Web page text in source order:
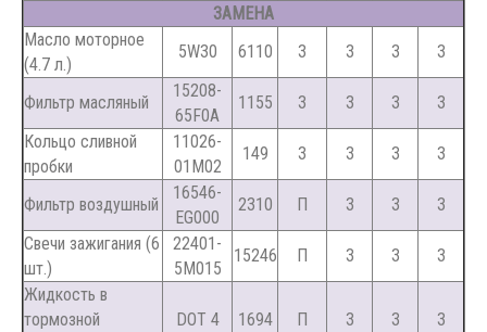
ЗАМЕНА
Масло моторное
(4.7 л.)
5W30 6110 З З З З
Фильтр масляный
15208-
65F0A
1155 З З З
З
Кольцо сливной
пробки
11026-
01M02
149 З З З З
Фильтр воздушный
16546-
EG000
2310 П З З
З
Свечи зажигания (6
шт.)
22401-
5M015
15246 П З З
З
Жидкость в
тормозной
DOT 4 1694 П З З З